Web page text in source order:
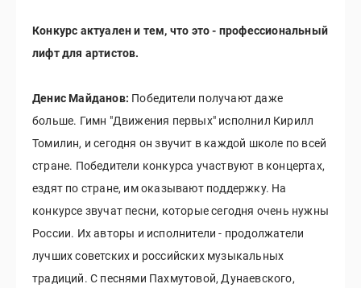
Конкурс актуален и тем, что это - профессиональный
лифт для артистов.
Денис Майданов: Победители получают даже
больше. Гимн "Движения первых" исполнил Кирилл
Томилин, и сегодня он звучит в каждой школе по всей
стране. Победители конкурса участвуют в концертах,
ездят по стране, им оказывают поддержку. На
конкурсе звучат песни, которые сегодня очень нужны
России. Их авторы и исполнители - продолжатели
лучших советских и российских музыкальных
традиций. С песнями Пахмутовой, Дунаевского,